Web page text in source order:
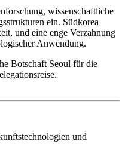
wissenschaftliche
ein. Südkorea
und eine enge Verzahnung
Anwendung.
Botschaft Seoul für die
und